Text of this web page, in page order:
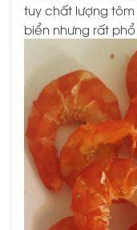
tuy chất lượng
biển nhưng rất